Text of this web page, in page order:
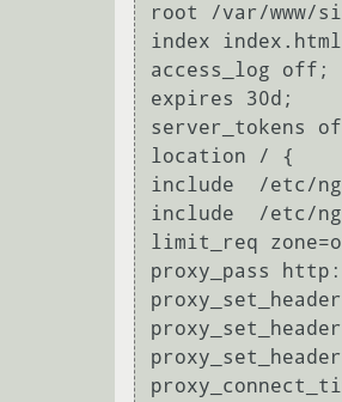
root /var/www/
index
access_log off;
expires 30d;
server_tokens
location / {
include  /etc/
include  /etc/
limit_req
proxy_pass